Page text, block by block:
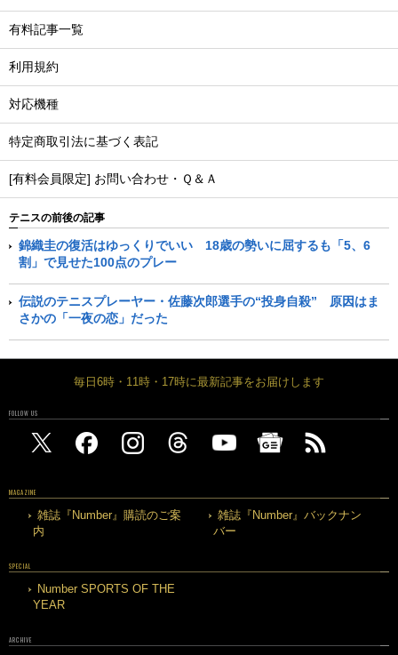
有料記事一覧
利用規約
対応機種
特定商取引法に基づく表記
[有料会員限定] お問い合わせ・Ｑ＆Ａ
テニスの前後の記事
錦織圭の復活はゆっくりでいい 18歳の勢いに屈するも「5、6
割」で見せた100点のプレー
伝説のテニスプレーヤー・佐藤次郎選手の“投身自殺” 原因はま
さかの「一夜の恋」だった
毎日6時・11時・17時に最新記事をお届けします
FOLLOW US
MAGAZINE
雑誌『Number』購読のご案
内
雑誌『Number』バックナン
バー
SPECIAL
Number SPORTS OF THE
YEAR
ARCHIVE